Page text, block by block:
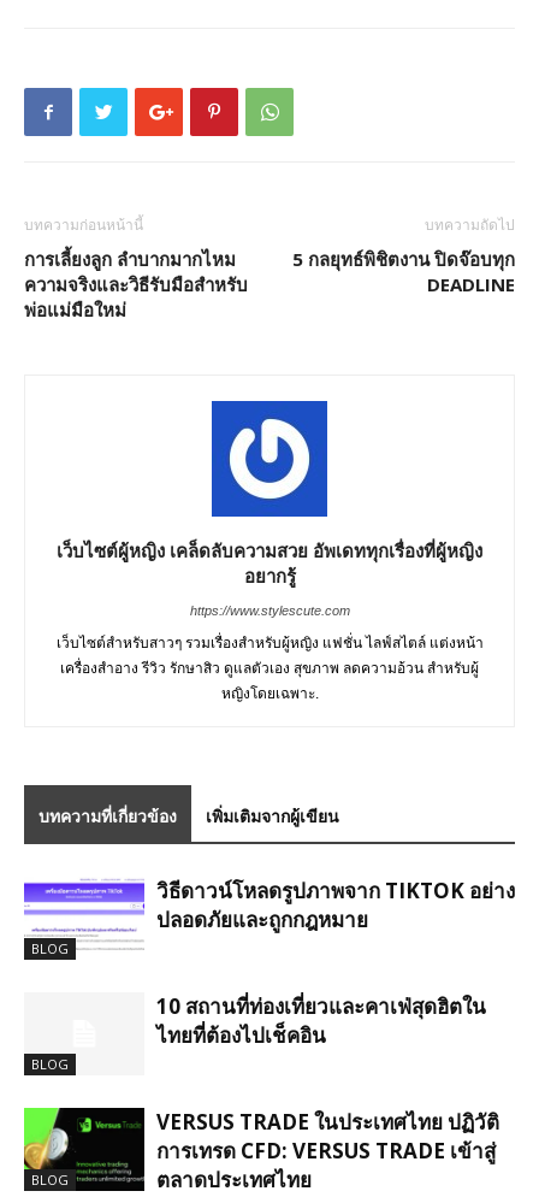
บทความก่อนหน้านี้
การเลี้ยงลูก ลำบากมากไหม
ความจริงและวิธีรับมือสำหรับ
พ่อแม่มือใหม่
บทความถัดไป
5 กลยุทธ์พิชิตงาน ปิดจ๊อบทุก
DEADLINE
เว็บไซต์ผู้หญิง เคล็ดลับความสวย อัพเดททุกเรื่องที่ผู้หญิง
อยากรู้
https://www.stylescute.com
เว็บไซต์สำหรับสาวๆ รวมเรื่องสำหรับผู้หญิง แฟชั่น ไลฟ์สไตล์ แต่งหน้า
เครื่องสำอาง รีวิว รักษาสิว ดูแลตัวเอง สุขภาพ ลดความอ้วน สำหรับผู้
หญิงโดยเฉพาะ.
บทความที่เกี่ยวข้อง เพิ่มเติมจากผู้เขียน
BLOG
วิธีดาวน์โหลดรูปภาพจาก TIKTOK อย่าง
ปลอดภัยและถูกกฎหมาย
BLOG
10 สถานที่ท่องเที่ยวและคาเฟ่สุดฮิตใน
ไทยที่ต้องไปเช็คอิน
BLOG
VERSUS TRADE ในประเทศไทย ปฏิวัติ
การเทรด CFD: VERSUS TRADE เข้าสู่
ตลาดประเทศไทย